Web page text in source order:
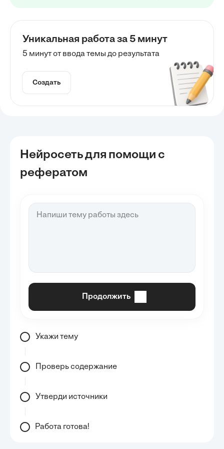
Уникальная работа за 5 минут
5 минут от ввода темы до результата
Создать
Нейросеть для помощи с
рефератом
Продолжить
Укажи тему
Проверь содержание
Утверди источники
Работа готова!